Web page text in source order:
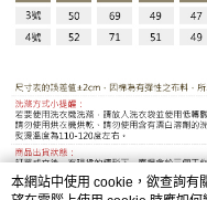
本網站中使用 cookie，欲查詢有